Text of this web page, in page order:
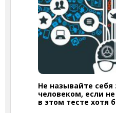
Не называйте
человеком, если
в этом тесте хотя